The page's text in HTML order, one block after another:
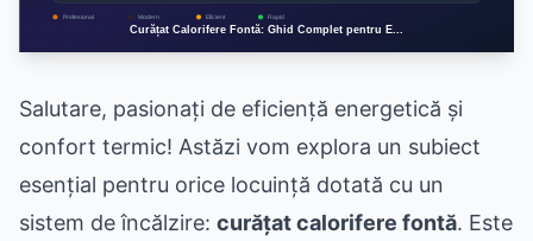
Salutare, pasionați de eficiență energetică și
confort termic! Astăzi vom explora un subiect
esențial pentru orice locuință dotată cu un
sistem de încălzire: curățat calorifere fontă. Este